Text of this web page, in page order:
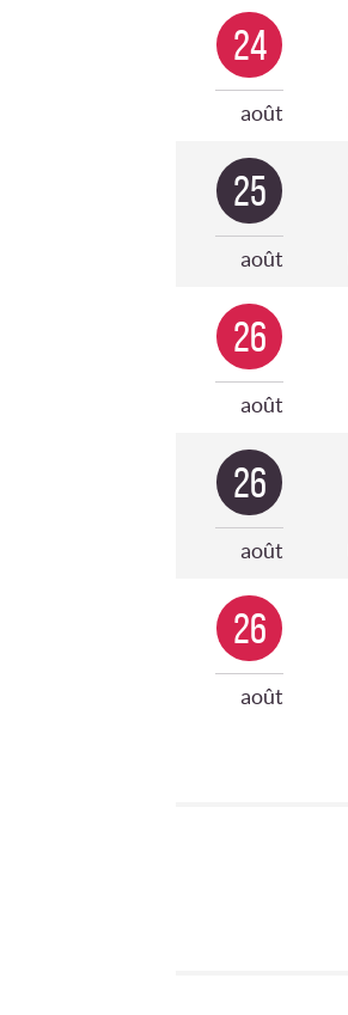
24
août
25
août
26
août
26
août
26
août